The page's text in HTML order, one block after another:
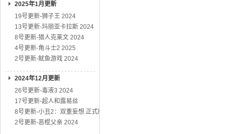
2025年1月更新
19号更新-狮子王 2024
13号更新-玛丽亚卡拉斯 2024
8号更新-猎人克莱文 2024
4号更新-角斗士2 2025
2号更新-鱿鱼游戏 2024
2024年12月更新
26号更新-毒液3 2024
17号更新-超人和露易丝
8号更新-小丑2：双重妄想 正式版
2号更新-恶棍父亲 2024